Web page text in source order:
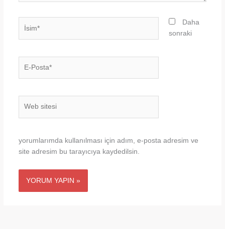
Posta*
Daha
sonraki
yorumlarımda kullanılması için adım, e-posta adresim ve
site adresim bu tarayıcıya kaydedilsin.